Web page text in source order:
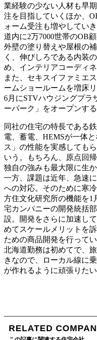
業経験の少ない人材も早
注を目指していくほか、
ォーム受注も増やしてい
道内に2万7000世帯のOB
外壁の塗り替えや屋根の
く、伸びしろである内装
め、インテリアコーディ
また、セキスイファミエ
ームショールームを増床
6月にSTVハウジングプラ
ーパーク」をオープンする
同社の住宅の特長である
電、蓄電、HEMSが一体
ス」の性能を実感しても
いう。もちろん、原点回
独自の強みも最大限に生か
一方、課題は近年、急速
への対応。そのために寒
方住文化研究所の機能を1
宅カンパニーの開発統括
設。開発をさらに加速し
めてスケールメリットを
ための商品開発を行ってい
北海道勤務は初めてで、
きなので、ローカル線に
が作れるように頑張りた
RELATED